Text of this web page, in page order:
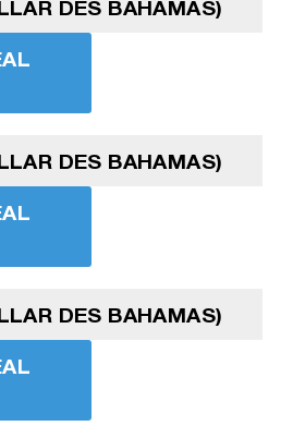
DES BAHAMAS)
DES BAHAMAS)
DES BAHAMAS)